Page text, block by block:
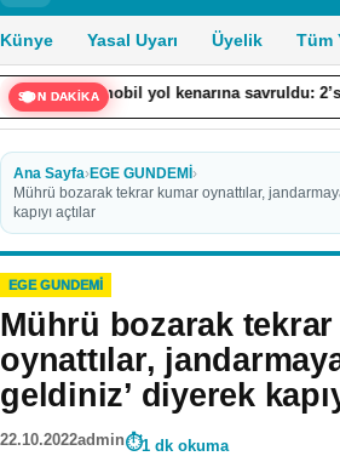
Künye Yasal Uyarı Üyelik Tüm
SON DAKİKA
yol kenarına savruldu: 2’si ağır, 3 yaralı
Ana Sayfa›EGE GUNDEMİ ›
Mührü bozarak tekrar kumar oynattılar,
kapıyı açtılar
EGE GUNDEMİ
Mührü bozarak
oynattılar,
geldiniz’ diyerek
22.10.2022admin 1 dk okuma